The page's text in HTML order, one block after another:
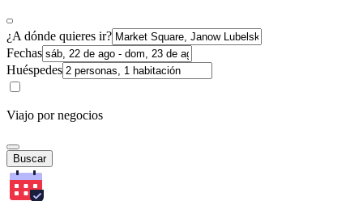
¿A dónde quieres ir?
Fechas
Huéspedes
Viajo por negocios
Buscar